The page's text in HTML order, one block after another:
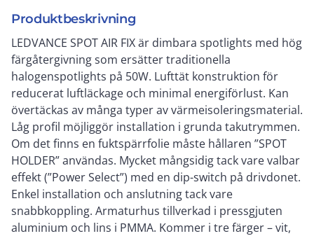
Produktbeskrivning
LEDVANCE SPOT AIR FIX är dimbara spotlights med hög
färgåtergivning som ersätter traditionella
halogenspotlights på 50W. Lufttät konstruktion för
reducerat luftläckage och minimal energiförlust. Kan
övertäckas av många typer av värmeisoleringsmaterial.
Låg profil möjliggör installation i grunda takutrymmen.
Om det finns en fuktspärrfolie måste hållaren ”SPOT
HOLDER” användas. Mycket mångsidig tack vare valbar
effekt (”Power Select”) med en dip-switch på drivdonet.
Enkel installation och anslutning tack vare
snabbkoppling. Armaturhus tillverkad i pressgjuten
aluminium och lins i PMMA. Kommer i tre färger – vit,